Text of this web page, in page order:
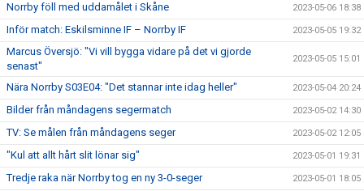
Norrby föll med uddamålet i Skåne 2023-05-06 18:38
Inför match: Eskilsminne IF – Norrby IF 2023-05-05 19:32
Marcus Översjö: "Vi vill bygga vidare på det vi gjorde
senast"
2023-05-05 15:01
Nära Norrby S03E04: "Det stannar inte idag heller" 2023-05-04 20:24
Bilder från måndagens segermatch 2023-05-02 14:30
TV: Se målen från måndagens seger 2023-05-02 12:05
"Kul att allt hårt slit lönar sig" 2023-05-01 19:31
Tredje raka när Norrby tog en ny 3-0-seger 2023-05-01 18:05